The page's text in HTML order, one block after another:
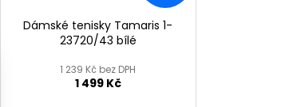
Dámské tenisky Tamaris 1-
23720/43 bílé
1 239 Kč bez DPH
1 499 Kč